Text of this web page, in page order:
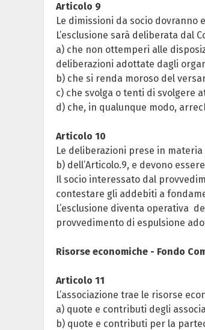
Articolo 9
Le dimissioni da socio
L’esclusione sarà deliberata dal
a) che non ottemperi alle
deliberazioni adottate dagli
b) che si renda moroso del
c) che svolga o tenti di svolgere
d) che, in qualunque modo,
Articolo 10
Le deliberazioni prese in
b) dell’Articolo.9, e devono
Il socio interessato dal
contestare gli addebiti a
L’esclusione diventa operativa
provvedimento di espulsione
Risorse economiche - Fondo
Articolo 11
L’associazione trae le risorse
a) quote e contributi degli
b) quote e contributi per la